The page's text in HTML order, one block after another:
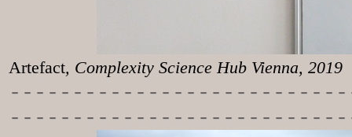
Artefact, Complexity Science Hub Vienna, 2019
-----------